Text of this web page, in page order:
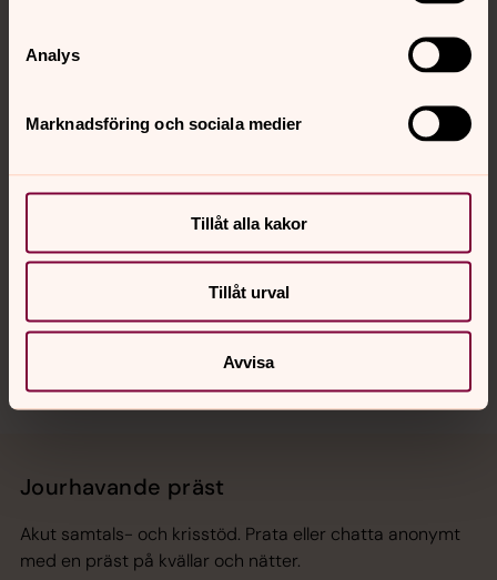
Analys
Marknadsföring och sociala medier
Tillåt alla kakor
Tillåt urval
Avvisa
Kontakt
Sociala kanaler
Jourhavande präst
Akut samtals- och krisstöd. Prata eller chatta anonymt
med en präst på kvällar och nätter.